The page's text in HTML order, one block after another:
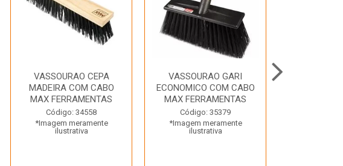
VASSOURAO CEPA
MADEIRA COM CABO
MAX FERRAMENTAS
Código: 34558
*Imagem meramente
ilustrativa
VASSOURAO GARI
ECONOMICO COM CABO
MAX FERRAMENTAS
Código: 35379
*Imagem meramente
ilustrativa